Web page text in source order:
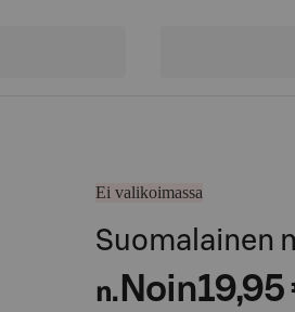
Ei valikoimassa
Suomalainen
n. Noin19,95